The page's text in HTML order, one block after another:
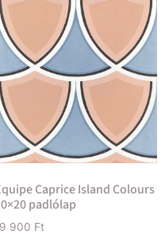
Caprice Island Colours
padlólap
900 Ft